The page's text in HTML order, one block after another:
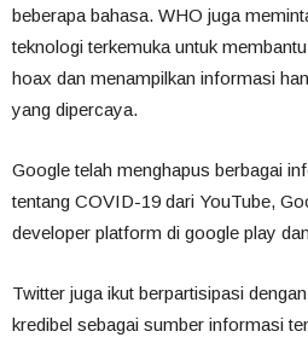
beberapa bahasa. WHO juga
teknologi terkemuka untuk
hoax dan menampilkan informasi
yang dipercaya.
Google telah menghapus berbagai
tentang COVID-19 dari YouTube,
developer platform di google play
Twitter juga ikut berpartisipasi
kredibel sebagai sumber informasi